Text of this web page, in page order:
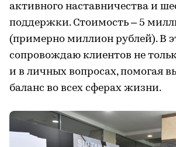
активного наставничества и
поддержки. Стоимость – 5
(примерно миллион рублей). В
сопровождаю клиентов не
и в личных вопросах, помогая
баланс во всех сферах жизни.